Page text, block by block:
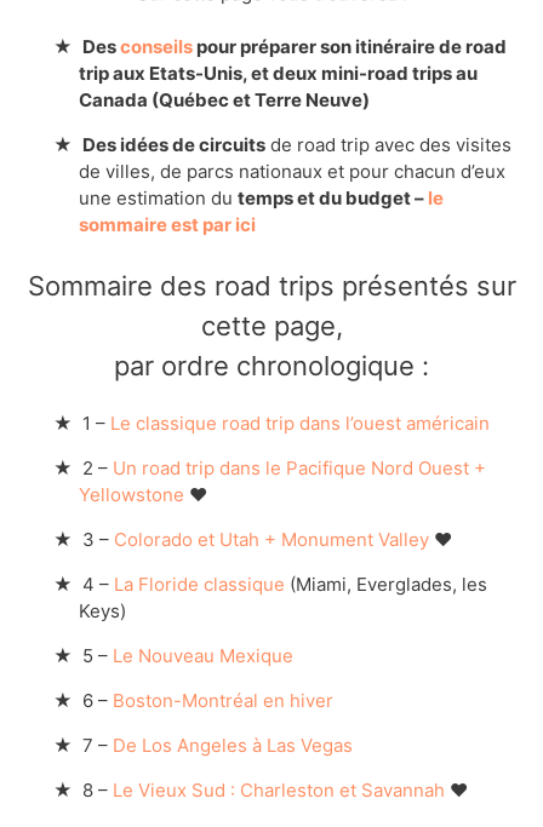
Desconseilspour préparer son itinéraire de road
trip aux Etats-Unis, et deux mini-road trips au
Canada (Québec et Terre Neuve)
Des idées de circuitsde road trip avec des visites
de villes, de parcs nationaux et pour chacun d’eux
une estimation du temps et du budget – le
sommaire est par ici
Sommaire des road trips présentés sur
cette page,
par ordre chronologique :
1 – Le classique road trip dans l’ouest américain
2 – Un road trip dans le Pacifique Nord Ouest +
Yellowstone ❤
3 – Colorado et Utah + Monument Valley❤
4 – La Floride classique (Miami, Everglades, les
Keys)
5 – Le Nouveau Mexique
6 – Boston-Montréal en hiver
7 – De Los Angeles à Las Vegas
8 – Le Vieux Sud : Charleston et Savannah ❤